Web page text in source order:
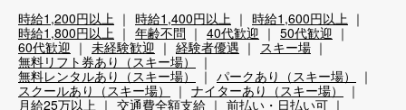
時給1,200円以上 時給1,400円以上
時給1,600円以上
時給1,800円以上
年齢不問 40代歓迎
50代歓迎
60代歓迎
未経験歓迎 経験者優遇
スキー場
無料リフト券あり（スキー場）
無料レンタルあり（スキー場）
パークあり（スキー場）
スクールあり（スキー場）
ナイターあり（スキー場）
月給25万以上
交通費全額支給
前払い・日払い可